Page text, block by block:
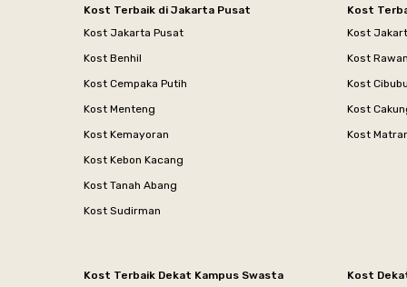
Kost Terbaik di Jakarta Pusat
Kost Jakarta Pusat
Kost Benhil
Kost Cempaka Putih
Kost Menteng
Kost Kemayoran
Kost Kebon Kacang
Kost Tanah Abang
Kost Sudirman
Kost
Kost
Kost
Kost
Kost
Kost
Kost Terbaik Dekat Kampus Swasta
Kost